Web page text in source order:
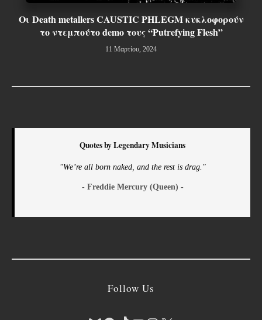
Οι Death metallers CAUSTIC PHLEGM κυκλοφορούν
το ντεμπούτο demo τους “Putrefying Flesh”
11 Μαρτίου, 2024
Quotes by Legendary Musicians
"We’re all born naked, and the rest is drag."
- Freddie Mercury (Queen) -
Follow Us